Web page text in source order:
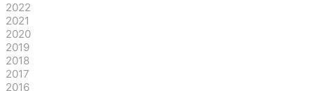
2022
2021
2020
2019
2018
2017
2016